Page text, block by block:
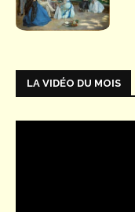
LA VIDÉO DU MOIS